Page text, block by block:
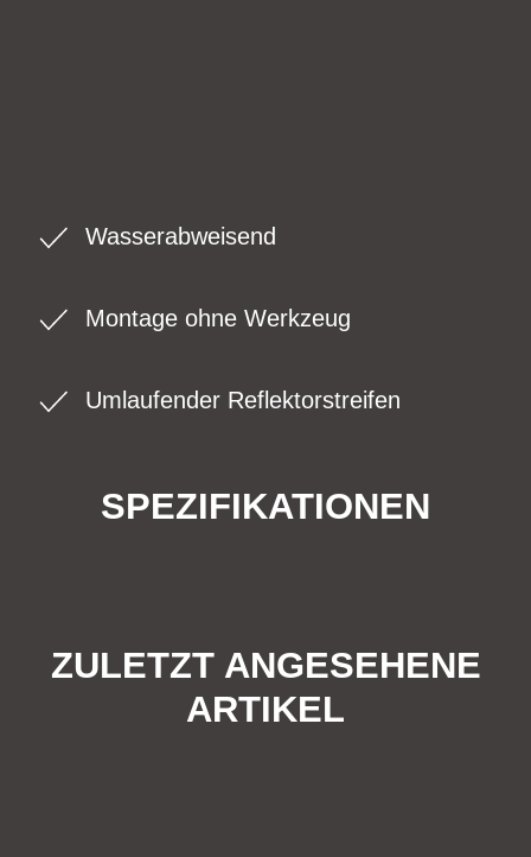
Wasserabweisend
Montage ohne Werkzeug
Umlaufender Reflektorstreifen
SPEZIFIKATIONEN
ZULETZT ANGESEHENE
ARTIKEL